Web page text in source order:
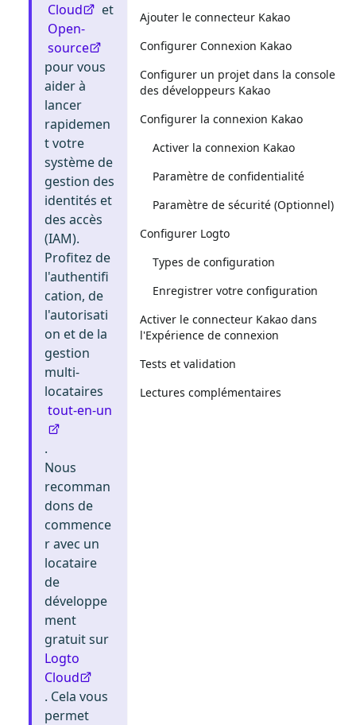
Cloud
et
Open-
source
pour vous
aider à
lancer
rapidemen
t votre
système de
gestion des
identités et
des accès
(IAM).
Profitez de
l'authentifi
cation, de
l'autorisati
on et de la
gestion
multi-
locataires
tout-en-un
.
Nous
recomman
dons de
commence
r avec un
locataire
de
développe
ment
gratuit sur
Logto
Cloud
. Cela vous
permet
Ajouter le connecteur Kakao
Configurer Connexion Kakao
Configurer un projet dans la console
des développeurs Kakao
Configurer la connexion Kakao
Activer la connexion Kakao
Paramètre de confidentialité
Paramètre de sécurité (Optionnel)
Configurer Logto
Types de configuration
Enregistrer votre configuration
Activer le connecteur Kakao dans
l'Expérience de connexion
Tests et validation
Lectures complémentaires